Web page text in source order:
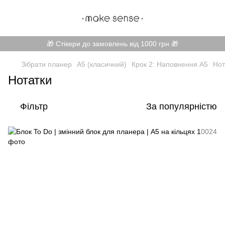
🎁 Стікери до замовлень від 1000 грн 🎁
Зібрати планер А5 (класичний) Крок 2: Наповнення А5
Нотатки
Фільтр За популярністю